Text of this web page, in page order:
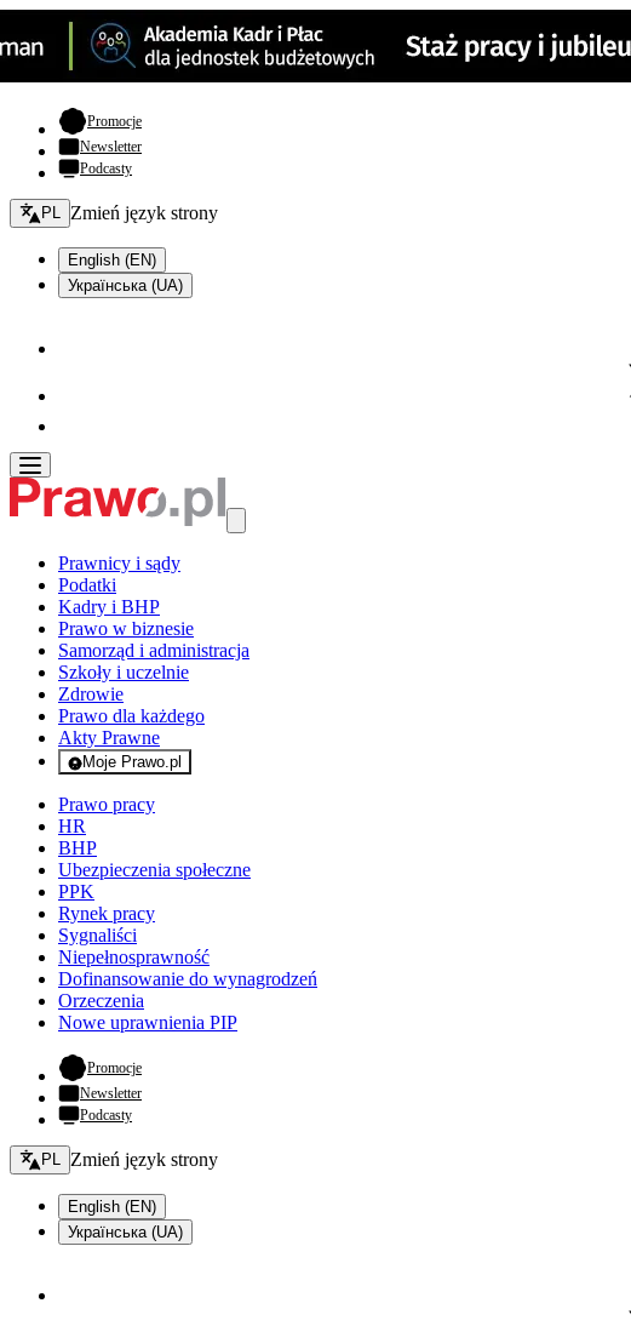
Promocje- otwiera się w nowej karcie
Newsletter
Podcasty
Zmień język - bieżący:
PL Zmień język strony
English (EN)
Українська (UA)
Prawnicy i sądy
Podatki
Kadry i BHP
Prawo w biznesie
Samorząd i administracja
Szkoły i uczelnie
Zdrowie
Prawo dla każdego
Akty Prawne
Moje Prawo.pl
- rejestracja i logowanie do serwisu
Prawo pracy
HR
BHP
Ubezpieczenia społeczne
PPK
Rynek pracy
Sygnaliści
Niepełnosprawność
Dofinansowanie do wynagrodzeń
Orzeczenia
Nowe uprawnienia PIP
Promocje- otwiera się w nowej karcie
Newsletter
Podcasty
Zmień język - bieżący:
PL Zmień język strony
English (EN)
Українська (UA)